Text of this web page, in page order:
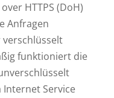
HTTPS (DoH)
Anfragen
verschlüsselt
funktioniert die
Internet Service